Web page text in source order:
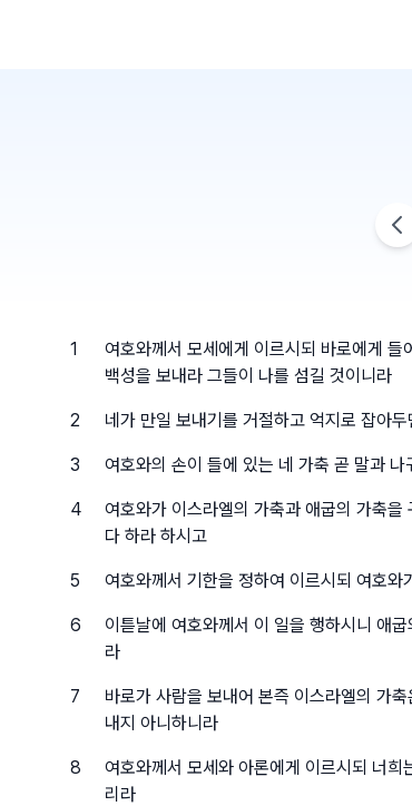
1
여호와께서 모세에게 이르시되 바로에게
백성을 보내라 그들이 나를 섬길 것이니라
2 네가 만일 보내기를 거절하고 억지로 잡아두
3 여호와의 손이 들에 있는 네 가축 곧 말과
4
여호와가 이스라엘의 가축과 애굽의 가축
다 하라 하시고
5 여호와께서 기한을 정하여 이르시되 여호
6
이튿날에 여호와께서 이 일을 행하시니 애
라
7
바로가 사람을 보내어 본즉 이스라엘의 가
내지 아니하니라
8
여호와께서 모세와 아론에게 이르시되 너
리라